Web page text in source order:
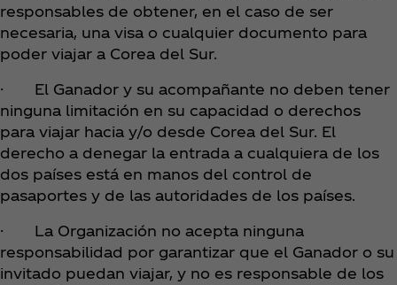
responsables de obtener, en el caso de ser
necesaria, una visa o cualquier documento para
poder viajar a Corea del Sur.
· El Ganador y su acompañante no deben tener
ninguna limitación en su capacidad o derechos
para viajar hacia y/o desde Corea del Sur. El
derecho a denegar la entrada a cualquiera de los
dos países está en manos del control de
pasaportes y de las autoridades de los países.
· La Organización no acepta ninguna
responsabilidad por garantizar que el Ganador o su
invitado puedan viajar, y no es responsable de los